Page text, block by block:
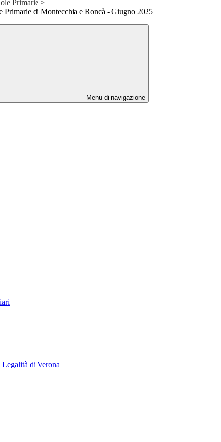
Primarie >
Primarie di Montecchia e Roncà - Giugno 2025
Menu di navigazione
di Verona